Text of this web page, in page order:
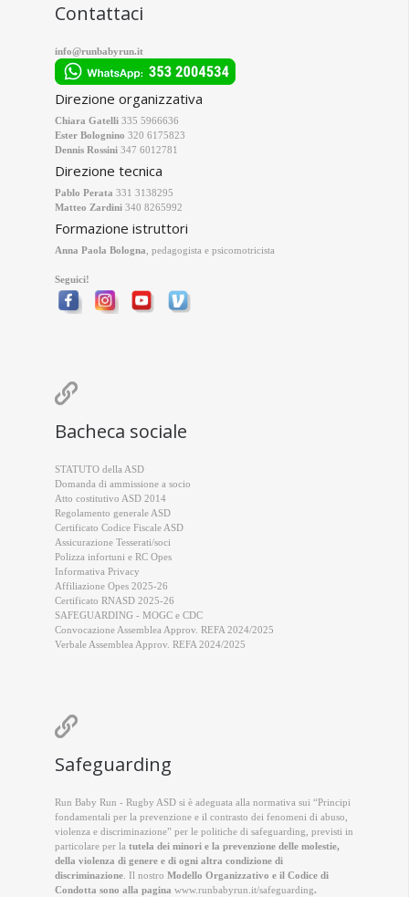
Contattaci
info@runbabyrun.it
Direzione organizzativa
Chiara Gatelli 335 5966636
Ester Bolognino 320 6175823
Dennis Rossini 347 6012781
Direzione tecnica
Pablo Perata 331 3138295
Matteo Zardini 340 8265992
Formazione istruttori
Anna Paola Bologna , pedagogista e psicomotricista
Seguici!

Bacheca sociale
STATUTO della ASD
Domanda di ammissione a socio
Atto costitutivo ASD 2014
Regolamento generale ASD
Certificato Codice Fiscale ASD
Assicurazione Tesserati/soci
Polizza infortuni e RC Opes
Informativa Privacy
Affiliazione Opes 2025-26
Certificato RNASD 2025-26
SAFEGUARDING - MOGC e CDC
Convocazione Assemblea Approv. REFA 2024/2025
Verbale Assemblea Approv. REFA 2024/2025

Safeguarding
Run Baby Run - Rugby ASD si è adeguata alla normativa sui “Principi
fondamentali per la prevenzione e il contrasto dei fenomeni di abuso,
violenza e discriminazione” per le politiche di safeguarding, previsti in
particolare per la tutela dei minori e la prevenzione delle molestie,
della violenza di genere e di ogni altra condizione di
discriminazione . Il nostro Modello Organizzativo e il Codice di
Condotta sono alla pagina www.runbabyrun.it/safeguarding.